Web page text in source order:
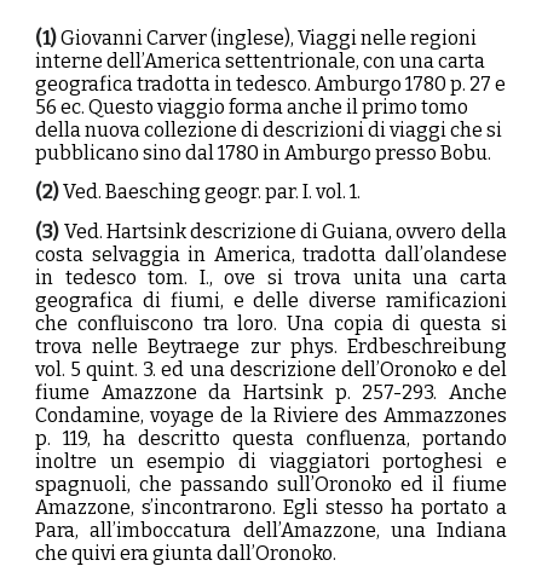
(1)Giovanni Carver (inglese), Viaggi nelle regioni
interne dell’America settentrionale, con una carta
geografica tradotta in tedesco. Amburgo 1780 p. 27 e
56 ec. Questo viaggio forma anche il primo tomo
della nuova collezione di descrizioni di viaggi che si
pubblicano sino dal 1780 in Amburgo presso Bobu.
(2)Ved. Baesching geogr. par. I. vol. 1.
(3) Ved. Hartsink descrizione di Guiana, ovvero della
costa selvaggia in America, tradotta dall’olandese
in tedesco tom. I., ove si trova unita una carta
geografica di fiumi, e delle diverse ramificazioni
che confluiscono tra loro. Una copia di questa si
trova nelle Beytraege zur phys. Erdbeschreibung
vol. 5 quint. 3. ed una descrizione dell’Oronoko e del
fiume Amazzone da Hartsink p. 257-293. Anche
Condamine, voyage de la Riviere des Ammazzones
p. 119, ha descritto questa confluenza, portando
inoltre un esempio di viaggiatori portoghesi e
spagnuoli, che passando sull’Oronoko ed il fiume
Amazzone, s’incontrarono. Egli stesso ha portato a
Para, all’imboccatura dell’Amazzone, una Indiana
che quivi era giunta dall’Oronoko.